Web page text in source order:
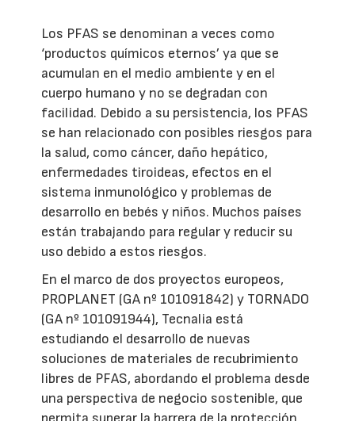
Los PFAS se denominan a veces como
‘productos químicos eternos’ ya que se
acumulan en el medio ambiente y en el
cuerpo humano y no se degradan con
facilidad. Debido a su persistencia, los PFAS
se han relacionado con posibles riesgos para
la salud, como cáncer, daño hepático,
enfermedades tiroideas, efectos en el
sistema inmunológico y problemas de
desarrollo en bebés y niños. Muchos países
están trabajando para regular y reducir su
uso debido a estos riesgos.
En el marco de dos proyectos europeos,
PROPLANET (GA nº 101091842) y TORNADO
(GA nº 101091944), Tecnalia está
estudiando el desarrollo de nuevas
soluciones de materiales de recubrimiento
libres de PFAS, abordando el problema desde
una perspectiva de negocio sostenible, que